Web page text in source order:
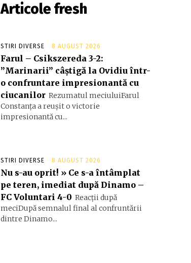
Articole fresh
STIRI DIVERSE 8 AUGUST 2026
Farul – Csikszereda 3-2:
”Marinarii” câștigă la Ovidiu într-
o confruntare impresionantă cu
ciucanilor Rezumatul meciuluiFarul
Constanța a reușit o victorie
impresionantă cu...
STIRI DIVERSE 8 AUGUST 2026
Nu s-au oprit! » Ce s-a întâmplat
pe teren, imediat după Dinamo –
FC Voluntari 4-0 Reacții după
meciDupă semnalul final al confruntării
dintre Dinamo...